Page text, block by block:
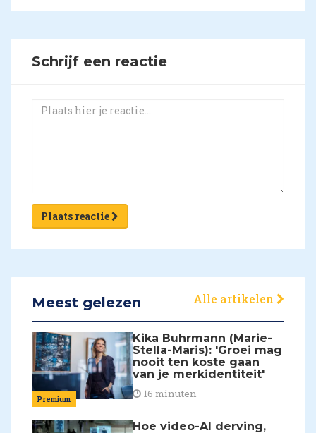
Schrijf een reactie
Plaats reactie
Meest gelezen Alle artikelen
Premium
Kika Buhrmann (Marie-
Stella-Maris): 'Groei mag
nooit ten koste gaan
van je merkidentiteit'
16 minuten
Hoe video-AI derving,